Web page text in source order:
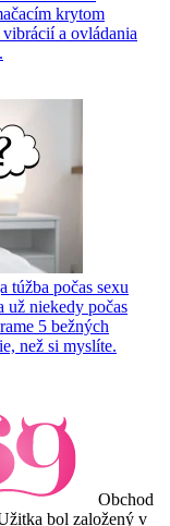
krytom
a ovládania
túžba počas sexu
už niekedy počas
5 bežných
než si myslíte.
Obchod
bol založený v